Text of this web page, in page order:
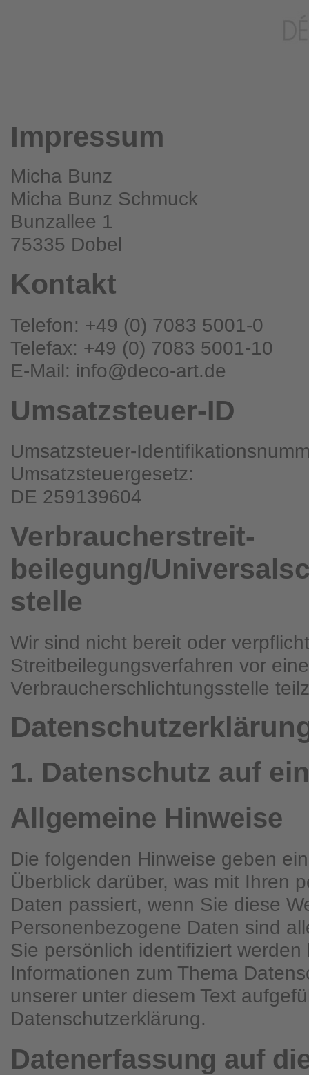
Impressum
Micha Bunz
Micha Bunz Schmuck
Bunzallee 1
75335 Dobel
Kontakt
Telefon: +49 (0) 7083 5001-0
Telefax: +49 (0) 7083 5001-10
E-Mail: info@deco-art.de
Umsatzsteuer-ID
Umsatzsteuer-
Umsatzsteuergesetz:
DE 259139604
Verbraucher­streit­
beilegung/
stelle
Wir sind nicht bereit oder
Streitbeilegungsverfahren vor
Verbraucherschlichtungsstelle
1. Datenschutz auf
Allgemeine Hinweise
Die folgenden Hinweise geben
Überblick darüber, was mit Ihren
Daten passiert, wenn Sie diese
Personenbezogene Daten sind
Sie persönlich identifiziert
Informationen zum Thema
unserer unter diesem Text
Datenschutzerklärung.
Datenerfassung auf